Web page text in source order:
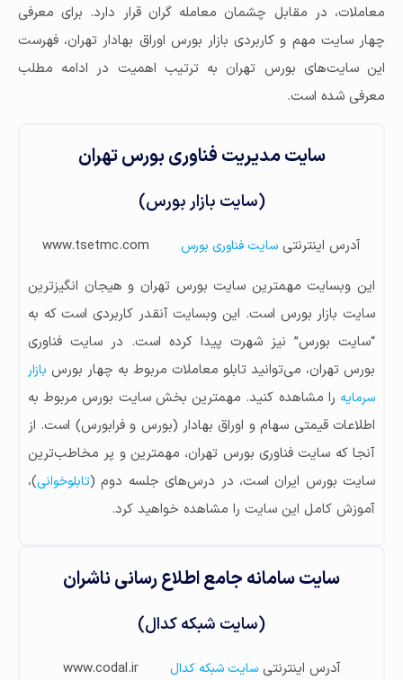
معاملات، در مقابل چشمان معامله گران قرار دارد. برای معرفی
چهار سایت‌ مهم و کاربردی بازار بورس اوراق بهادار تهران، فهرست
این سایت‌های بورس تهران به ترتیب اهمیت در ادامه مطلب
معرفی شده است.
سایت مدیریت فناوری بورس تهران
(سایت بازار بورس)
آدرس اینترنتی سایت فناوری بورس
این وبسایت مهمترین سایت بورس تهران و هیجان انگیزترین
سایت بازار بورس است. این وبسایت آنقدر کاربردی است که به
“سایت بورس” نیز شهرت پیدا کرده است. در سایت فناوری
بورس تهران، می‌توانید تابلو معاملات مربوط به چهار بورس بازار
سرمایه را مشاهده کنید. مهمترین بخش سایت بورس مربوط به
اطلاعات قیمتی سهام و اوراق بهادار (بورس و فرابورس) است. از
آنجا که سایت فناوری بورس تهران، مهمترین و پر مخاطب‌ترین
سایت بورس ایران است، در درس‌های جلسه دوم (تابلوخوانی)،
آموزش کامل این سایت را مشاهده خواهید کرد.
سایت سامانه جامع اطلاع رسانی ناشران
(سایت شبکه کدال)
آدرس اینترنتیسایت شبکه کدال
www.codal.ir